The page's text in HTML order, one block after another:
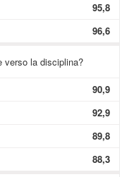
95,8
96,6
la disciplina?
90,9
92,9
89,8
88,3